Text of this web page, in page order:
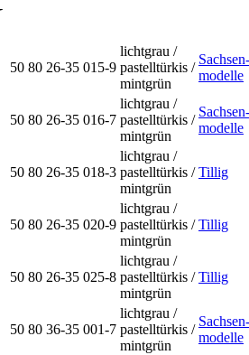
50 80 26-35 015-9
lichtgrau /
pastelltürkis /
mintgrün
Sachsen­
modelle
50 80 26-35 016-7
lichtgrau /
pastelltürkis /
mintgrün
Sachsen­
modelle
50 80 26-35 018-3
lichtgrau /
pastelltürkis /
mintgrün
Tillig
50 80 26-35 020-9
lichtgrau /
pastelltürkis /
mintgrün
Tillig
50 80 26-35 025-8
lichtgrau /
pastelltürkis /
mintgrün
Tillig
50 80 36-35 001-7
lichtgrau /
pastelltürkis /
mintgrün
Sachsen­
modelle